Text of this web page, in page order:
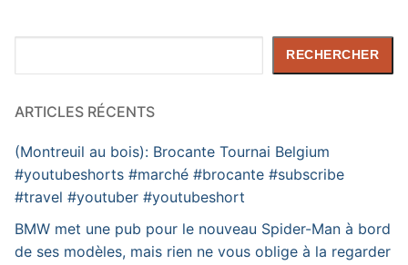
RECHERCHER
ARTICLES RÉCENTS
(Montreuil au bois): Brocante Tournai Belgium
#youtubeshorts #marché #brocante #subscribe
#travel #youtuber #youtubeshort
BMW met une pub pour le nouveau Spider-Man à bord
de ses modèles, mais rien ne vous oblige à la regarder